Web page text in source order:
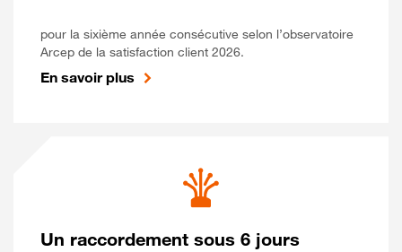
pour la sixième année consécutive selon l’observatoire
Arcep de la satisfaction client 2026.
En savoir plus
Un raccordement sous 6 jours